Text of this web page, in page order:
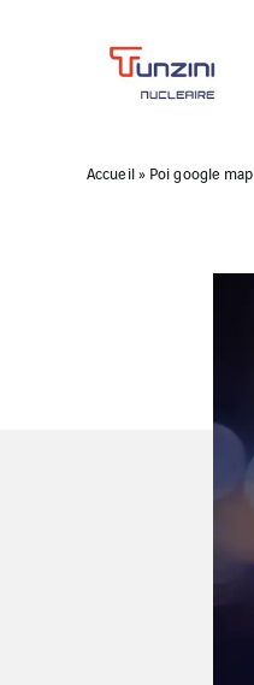
Accueil» Poi google map